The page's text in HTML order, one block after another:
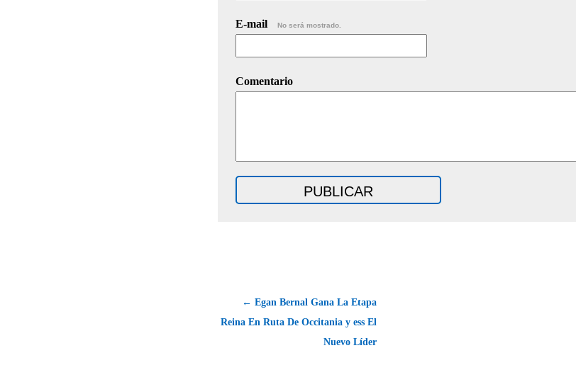
E-mail No será mostrado.
Comentario
← Egan Bernal Gana La Etapa
Reina En Ruta De Occitania y ess El
Nuevo Líder